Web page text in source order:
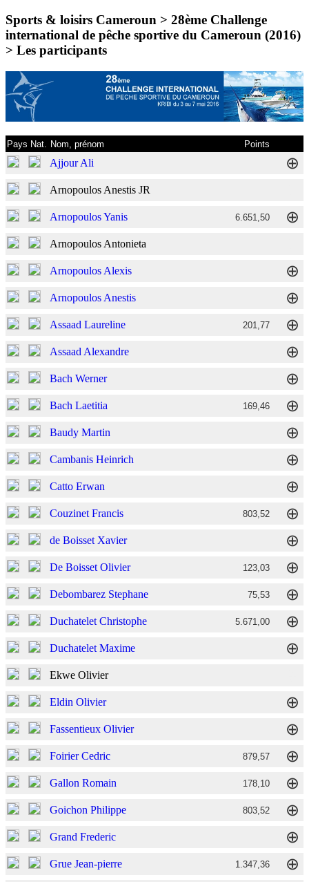
Sports & loisirs Cameroun > 28ème Challenge
international de pêche sportive du Cameroun (2016)
> Les participants
Pays Nat. Nom, prénom Points
Ajjour Ali ⊕
Arnopoulos Anestis JR
Arnopoulos Yanis 6.651,50 ⊕
Arnopoulos Antonieta
Arnopoulos Alexis ⊕
Arnopoulos Anestis ⊕
Assaad Laureline 201,77 ⊕
Assaad Alexandre ⊕
Bach Werner ⊕
Bach Laetitia 169,46 ⊕
Baudy Martin ⊕
Cambanis Heinrich ⊕
Catto Erwan ⊕
Couzinet Francis 803,52 ⊕
de Boisset Xavier ⊕
De Boisset Olivier 123,03 ⊕
Debombarez Stephane 75,53 ⊕
Duchatelet Christophe 5.671,00 ⊕
Duchatelet Maxime ⊕
Ekwe Olivier
Eldin Olivier ⊕
Fassentieux Olivier ⊕
Foirier Cedric 879,57 ⊕
Gallon Romain 178,10 ⊕
Goichon Philippe 803,52 ⊕
Grand Frederic ⊕
Grue Jean-pierre 1.347,36 ⊕